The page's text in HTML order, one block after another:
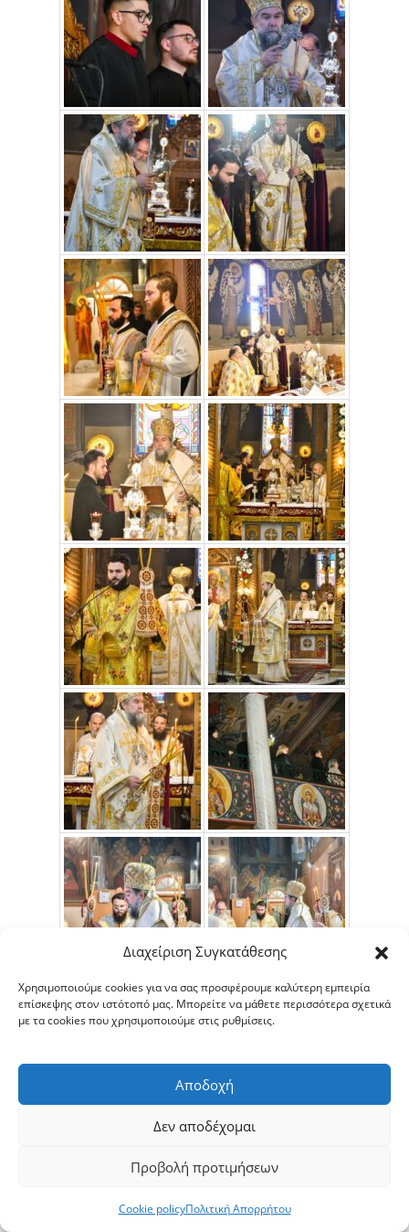
Διαχείριση Συγκατάθεσης
Χρησιμοποιούμε cookies για να σας προσφέρουμε καλύτερη εμπειρία
επίσκεψης στον ιστότοπό μας. Μπορείτε να μάθετε περισσότερα σχετικά
με τα cookies που χρησιμοποιούμε στις ρυθμίσεις.
Αποδοχή
Δεν αποδέχομαι
Προβολή προτιμήσεων
Cookie policyΠολιτική Απορρήτου